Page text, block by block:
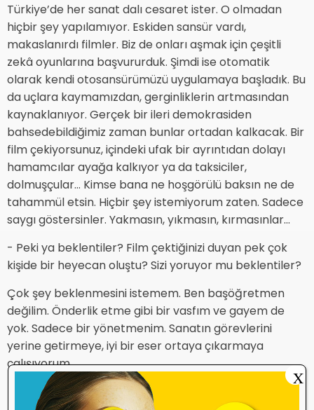
Türkiye’de her sanat dalı cesaret ister. O olmadan
hiçbir şey yapılamıyor. Eskiden sansür vardı,
makaslanırdı filmler. Biz de onları aşmak için çeşitli
zekâ oyunlarına başvururduk. Şimdi ise otomatik
olarak kendi otosansürümüzü uygulamaya başladık. Bu
da uçlara kaymamızdan, gerginliklerin artmasından
kaynaklanıyor. Gerçek bir ileri demokrasiden
bahsedebildiğimiz zaman bunlar ortadan kalkacak. Bir
film çekiyorsunuz, içindeki ufak bir ayrıntıdan dolayı
hamamcılar ayağa kalkıyor ya da taksiciler,
dolmuşçular… Kimse bana ne hoşgörülü baksın ne de
tahammül etsin. Hiçbir şey istemiyorum zaten. Sadece
saygı göstersinler. Yakmasın, yıkmasın, kırmasınlar…
- Peki ya beklentiler? Film çektiğinizi duyan pek çok
kişide bir heyecan oluştu? Sizi yoruyor mu beklentiler?
Çok şey beklenmesini istemem. Ben başöğretmen
değilim. Önderlik etme gibi bir vasfım ve gayem de
yok. Sadece bir yönetmenim. Sanatın görevlerini
yerine getirmeye, iyi bir eser ortaya çıkarmaya
çalışıyorum.
- Omuzlarınızın düştüğü hiç mi olmadı?
X